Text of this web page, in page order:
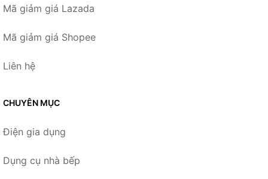
Mã giảm giá Lazada
Mã giảm giá Shopee
Liên hệ
CHUYÊN MỤC
Điện gia dụng
Dụng cụ nhà bếp